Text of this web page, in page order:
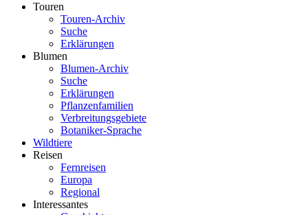
Touren
Touren-Archiv
Suche
Erklärungen
Blumen
Blumen-Archiv
Suche
Erklärungen
Pflanzenfamilien
Verbreitungsgebiete
Botaniker-Sprache
Wildtiere
Reisen
Fernreisen
Europa
Regional
Interessantes